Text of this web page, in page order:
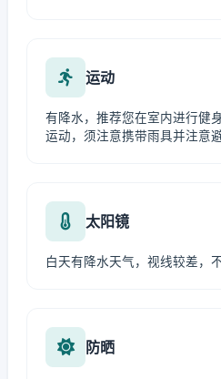
运动
有降水，推荐您在室内进行健
运动，须注意携带雨具并注意
太阳镜
白天有降水天气，视线较差，
防晒